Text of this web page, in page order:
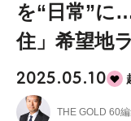
を“日常”に
住」希望地
2025.05.10
THE GOLD 60